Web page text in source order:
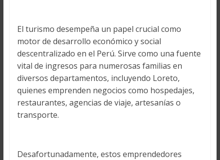
El turismo desempeña un papel crucial como
motor de desarrollo económico y social
descentralizado en el Perú. Sirve como una fuente
vital de ingresos para numerosas familias en
diversos departamentos, incluyendo Loreto,
quienes emprenden negocios como hospedajes,
restaurantes, agencias de viaje, artesanías o
transporte.
Desafortunadamente, estos emprendedores